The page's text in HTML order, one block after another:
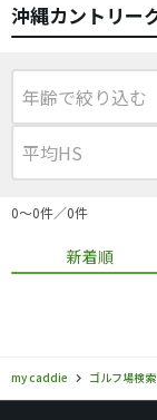
沖縄カントリー
0〜0件／0件
新着順
my caddie ゴルフ場検索